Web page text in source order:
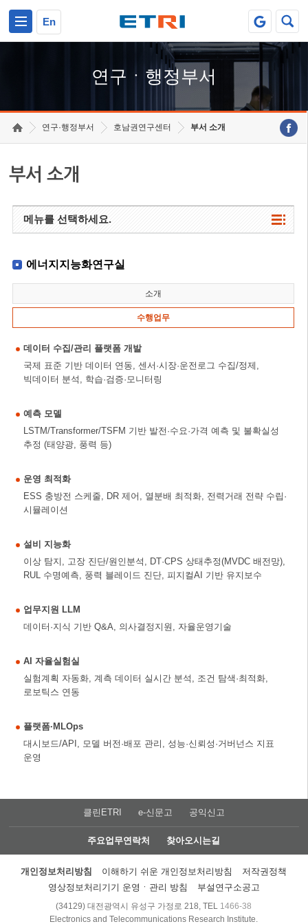
En
연구ㆍ행정부서
연구·행정부서 호남권연구센터 부서 소개
부서 소개
메뉴를 선택하세요.
에너지지능화연구실
소개
수행업무
데이터 수집/관리 플랫폼 개발
국제 표준 기반 데이터 연동, 센서·시장·운전로그 수집/정제,
빅데이터 분석, 학습·검증·모니터링
예측 모델
LSTM/Transformer/TSFM 기반 발전·수요·가격 예측 및 불확실성
추정 (태양광, 풍력 등)
운영 최적화
ESS 충방전 스케줄, DR 제어, 열분배 최적화, 전력거래 전략 수립·
시뮬레이션
설비 지능화
이상 탐지, 고장 진단/원인분석, DT·CPS 상태추정(MVDC 배전망),
RUL 수명예측, 풍력 블레이드 진단, 피지컬AI 기반 유지보수
업무지원 LLM
데이터·지식 기반 Q&A, 의사결정지원, 자율운영기술
AI 자율실험실
실험계획 자동화, 계측 데이터 실시간 분석, 조건 탐색·최적화,
로보틱스 연동
플랫폼·MLOps
대시보드/API, 모델 버전·배포 관리, 성능·신뢰성·거버넌스 지표
운영
클린ETRI e-신문고 공익신고
주요업무연락처 찾아오시는길
개인정보처리방침 이해하기 쉬운 개인정보처리방침
저작권정책
영상정보처리기기 운영ㆍ관리 방침
부설연구소공고
(34129) 대전광역시 유성구 가정로 218, TEL 1466-38
Electronics and Telecommunications Research Institute.